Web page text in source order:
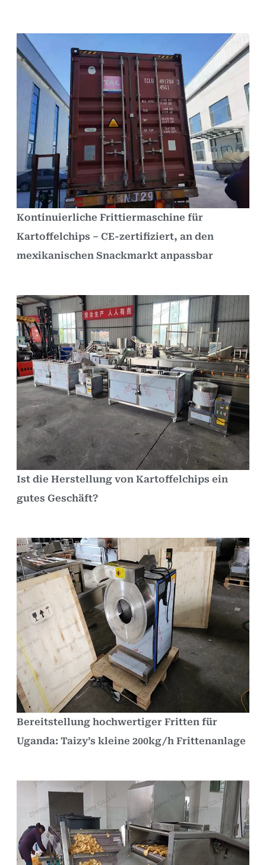
Kontinuierliche Frittiermaschine für
Kartoffelchips – CE-zertifiziert, an den
mexikanischen Snackmarkt anpassbar
Ist die Herstellung von Kartoffelchips ein
gutes Geschäft?
Bereitstellung hochwertiger Fritten für
Uganda: Taizy’s kleine 200kg/h Frittenanlage